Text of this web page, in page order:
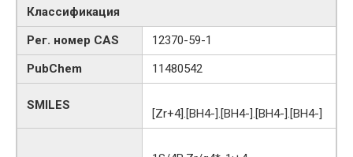
Классификация
Рег. номер CAS
12370-59-1
PubChem
11480542
SMILES
[Zr+4].[BH4-].[BH4-].[BH4-].[BH4-]